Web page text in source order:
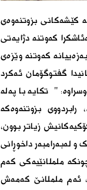
کێشەکانى بزوتنەوەى
کەوتنە دژایەتى
کەوتنە وێزەى
گفتوگۆمان ئەکرد
" تکایە با پەلە
بزوتنەوەکە
زیاتر بوون،
لەبەرامبەر داخوڕانى
ململانێیەکى کەم
ئەم ململانێ کەمەش